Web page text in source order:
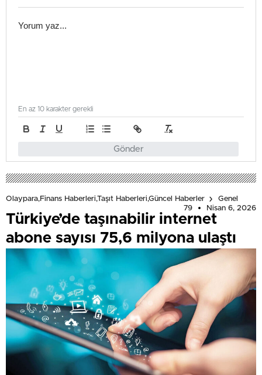
Gönder
En az 10 karakter gerekli
Olaypara,Finans Haberleri,Taşıt Haberleri,Güncel Haberler
Genel
79
Nisan 6, 2026
Türkiye’de taşınabilir internet
abone sayısı 75,6 milyona ulaştı